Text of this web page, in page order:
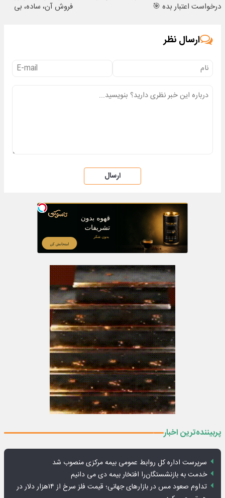
درخواست اعتبار بده 🎯
فروش آن، ساده، بی
ارسال نظر
ارسال
پربیننده‌ترین اخبار
سرپرست اداره کل روابط عمومی بیمه مرکزی منصوب شد
خدمت به بازنشستگان‌را افتخار بیمه دی می دانیم
تداوم صعود مس در بازارهای جهانی؛ قیمت فلز سرخ از ۱۴هزار دلار در